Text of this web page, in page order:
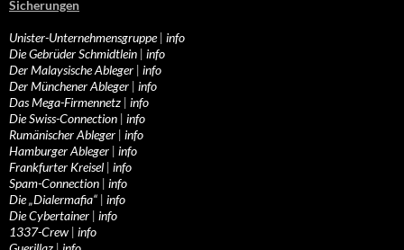
Sicherungen
Unister-Unternehmensgruppe| info
Die Gebrüder Schmidtlein | info
Der Malaysische Ableger | info
Der Münchener Ableger | info
Das Mega-Firmennetz | info
Die Swiss-Connection | info
Rumänischer Ableger | info
Hamburger Ableger | info
Frankfurter Kreisel | info
Spam-Connection | info
Die „Dialermafia“ | info
Die Cybertainer | info
1337-Crew | info